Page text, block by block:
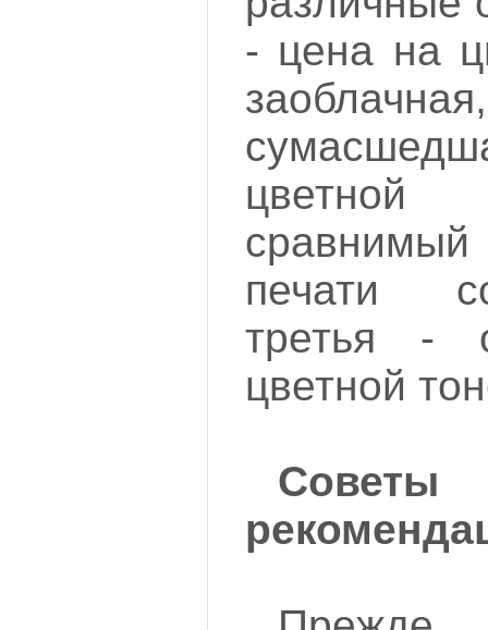
- цена на
печати
третья -
цветной